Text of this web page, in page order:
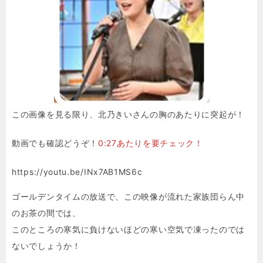
この画像を見る限り、北乃きいさんの胸のあたりに突起が！
動画でも確認どうぞ！ 0:27あたりを要チェック！
https://youtu.be/INx7AB1MS6c
ゴールデンタイムの放送で、この映像が流れた家族団らん中
のお茶の間では、
このところの寒気に負けないほどの寒い空気で凍ったのでは
ないでしょうか！